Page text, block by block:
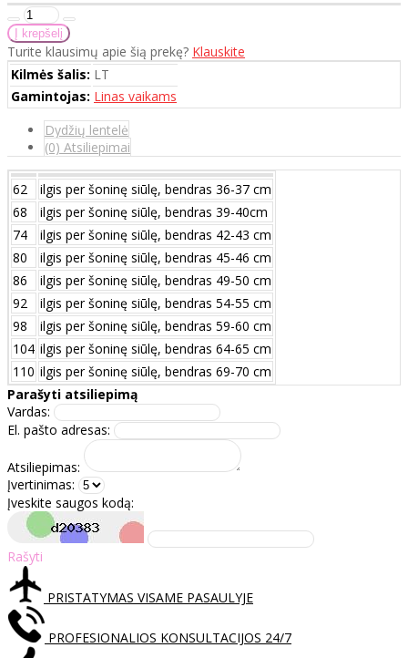
Turite klausimų apie šią prekę? Klauskite
Kilmės šalis: LT
Gamintojas: Linas vaikams
Dydžių lentelė
(0) Atsiliepimai
62
ilgis per šoninę siūlę, bendras 36-37 cm
68
ilgis per šoninę siūlę, bendras 39-40cm
74
ilgis per šoninę siūlę, bendras 42-43 cm
80
ilgis per šoninę siūlę, bendras 45-46 cm
86
ilgis per šoninę siūlę, bendras 49-50 cm
92
ilgis per šoninę siūlę, bendras 54-55 cm
98
ilgis per šoninę siūlę, bendras 59-60 cm
104 ilgis per šoninę siūlę, bendras 64-65 cm
110 ilgis per šoninę siūlę, bendras 69-70 cm
Parašyti atsiliepimą
Vardas:
El. pašto adresas:
Atsiliepimas:
Įvertinimas:
Įveskite saugos kodą:
Rašyti
PRISTATYMAS VISAME PASAULYJE
PROFESIONALIOS KONSULTACIJOS 24/7